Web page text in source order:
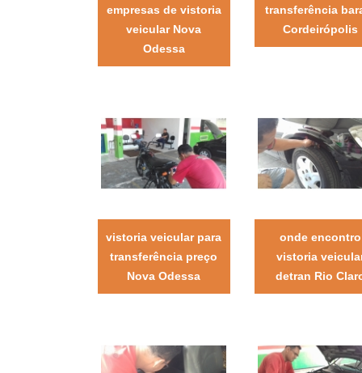
empresas de vistoria
veicular Nova
Odessa
transferência
Cordeirópolis
vistoria veicular para
transferência preço
Nova Odessa
onde encontro
vistoria
detran Rio